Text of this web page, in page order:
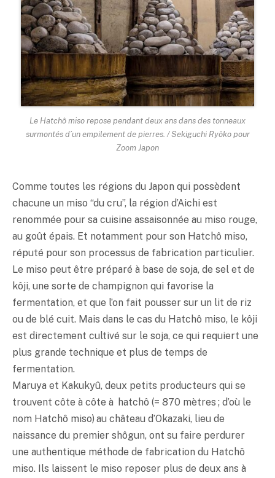
Le Hatchô miso repose pendant deux ans dans des tonneaux
surmontés d’un empilement de pierres. / Sekiguchi Ryôko pour
Zoom Japon
Comme toutes les régions du Japon qui possèdent
chacune un miso “du cru”, la région d’Aichi est
renommée pour sa cuisine assaisonnée au miso rouge,
au goût épais. Et notamment pour son Hatchô miso,
réputé pour son processus de fabrication particulier.
Le miso peut être préparé à base de soja, de sel et de
kôji, une sorte de champignon qui favorise la
fermentation, et que l’on fait pousser sur un lit de riz
ou de blé cuit. Mais dans le cas du Hatchô miso, le kôji
est directement cultivé sur le soja, ce qui requiert une
plus grande technique et plus de temps de
fermentation.
Maruya et Kakukyû, deux petits producteurs qui se
trouvent côte à côte à hatchô (= 870 mètres ; d’où le
nom Hatchô miso) au château d’Okazaki, lieu de
naissance du premier shôgun, ont su faire perdurer
une authentique méthode de fabrication du Hatchô
miso. Ils laissent le miso reposer plus de deux ans à